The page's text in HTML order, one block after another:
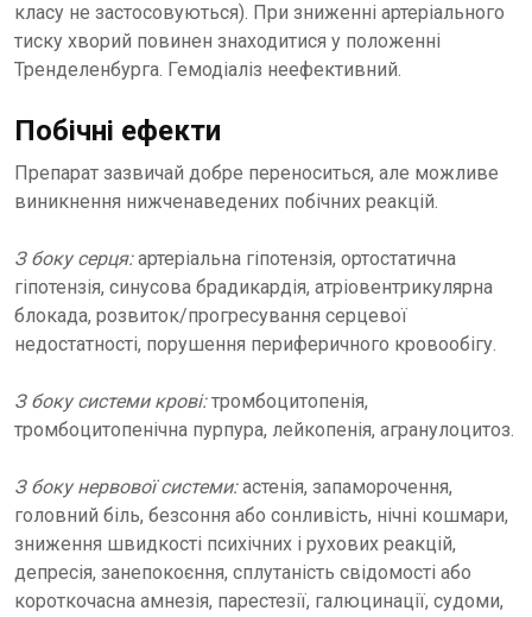
класу не застосовуються). При зниженні артеріального
тиску хворий повинен знаходитися у положенні
Тренделенбурга. Гемодіаліз неефективний.
Побічні ефекти
Препарат зазвичай добре переноситься, але можливе
виникнення нижченаведених побічних реакцій.
З боку серця:артеріальна гіпотензія, ортостатична
гіпотензія, синусова брадикардія, атріовентрикулярна
блокада, розвиток/прогресування серцевої
недостатності, порушення периферичного кровообігу.
З боку системи крові:тромбоцитопенія,
тромбоцитопенічна пурпура, лейкопенія, агранулоцитоз.
З боку нервової системи:астенія, запаморочення,
головний біль, безсоння або сонливість, нічні кошмари,
зниження швидкості психічних і рухових реакцій,
депресія, занепокоєння, сплутаність свідомості або
короткочасна амнезія, парестезії, галюцинації, судоми,